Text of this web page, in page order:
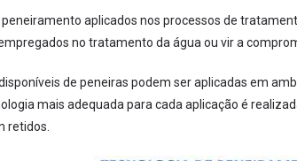
aplicados nos processos de
no tratamento da água ou vir a
de peneiras podem ser aplicadas em
mais adequada para cada aplicação é
retidos.